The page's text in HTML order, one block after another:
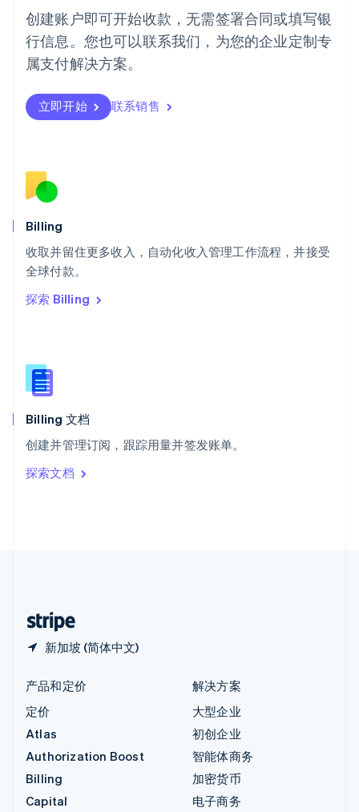
创建账户即可开始收款，无需签署合同或填写银
行信息。您也可以联系我们，为您的企业定制专
属支付解决方案。
立即开始 联系销售
Billing
收取并留住更多收入，自动化收入管理工作流程，并接受
全球付款。
探索 Billing
Billing 文档
创建并管理订阅，跟踪用量并签发账单。
探索文档
新加坡 (简体中文)
葡萄牙
Português English
日本
日本語English
瑞典
瑞士
DeutschFrançais
English
斯洛文尼亚
泰国
ไทยEnglish
希腊
English
西班牙
新西兰
English
匈牙利
English
ItalianoEnglish
印度
English
产品和定价
定价
Atlas
Authorization Boost
Billing
Capital
解决方案
大型企业
初创企业
智能体商务
加密货币
电子商务